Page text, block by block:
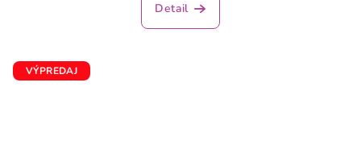
Detail
VÝPREDAJ